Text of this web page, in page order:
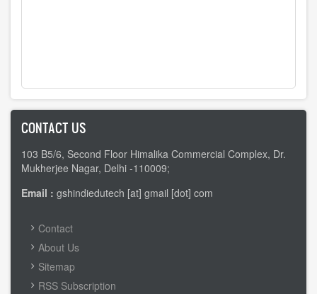
CONTACT US
103 B5/6, Second Floor Himalika Commercial Complex, Dr.
Mukherjee Nagar, Delhi -110009;
Email : gshindiedutech [at] gmail [dot] com
FOOTER
MENU
Contact
About Us
Sitemap
RSS Subscription